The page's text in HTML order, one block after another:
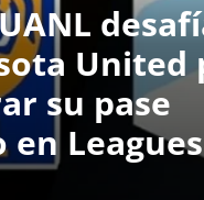
United
su pase